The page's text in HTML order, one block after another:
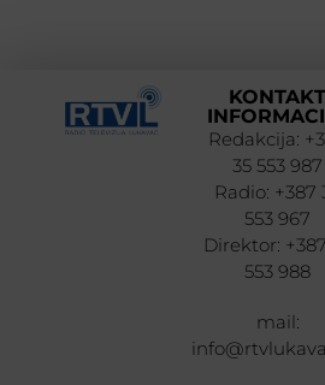
KONTAKT
Redakcija:
35 553 987
Radio: +387
553 967
Direktor:
553 988
mail: